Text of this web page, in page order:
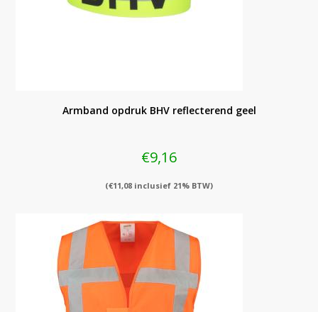
Armband opdruk BHV reflecterend geel
€9,16
(€11,08 inclusief 21% BTW)